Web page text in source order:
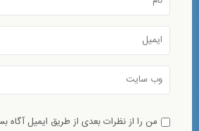
من را از نظرات بعدی از طریق ایمیل آگاه